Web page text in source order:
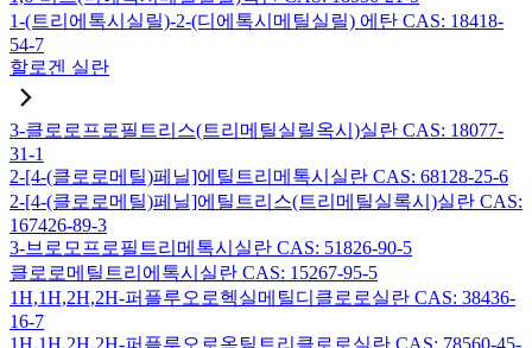
1-(트리에톡시실릴)-2-(디에톡시메틸실릴) 에탄 CAS: 18418-
54-7
할로겐 실란
3-클로로프로필트리스(트리메틸실릴옥시)실란 CAS: 18077-
31-1
2-[4-(클로로메틸)페닐]에틸트리메톡시실란 CAS: 68128-25-6
2-[4-(클로로메틸)페닐]에틸트리스(트리메틸실록시)실란 CAS:
167426-89-3
3-브로모프로필트리메톡시실란 CAS: 51826-90-5
클로로메틸트리에톡시실란 CAS: 15267-95-5
1H,1H,2H,2H-퍼플루오로헥실메틸디클로로실란 CAS: 38436-
16-7
1H,1H,2H,2H-퍼플루오로옥틸트리클로로실란 CAS: 78560-45-